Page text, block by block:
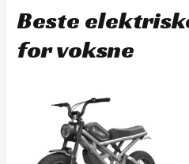
Beste
for voksne